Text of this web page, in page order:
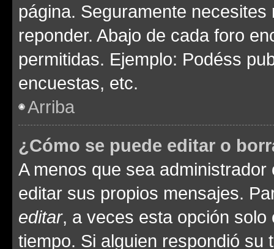
página. Seguramente
reponder. Abajo de cada foro
permitidas. Ejemplo: Podéss
encuestas, etc.
Arriba
¿Cómo se puede editar o
A menos que sea
editar sus propios mensajes.
editar, a veces esta opción
tiempo. Si alguien respondió